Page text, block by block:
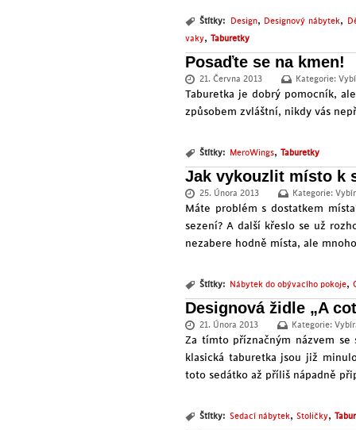
Štítky: Design, Designový nábytek,
vaky, Taburetky
Posaďte se na kmen!
21. Června 2013 Kategorie:
Taburetka je dobrý pomocník,
způsobem zvláštní, nikdy vás
Štítky: MeroWings, Taburetky
Jak vykouzlit místo k
25. Února 2013 Kategorie:
Máte problém s dostatkem
sezení? A další křeslo se už
nezabere hodně místa, ale
Štítky: Nábytek do obývacího pokoje,
Designová židle „A
21. Února 2013 Kategorie:
Za tímto příznačným názvem
klasická taburetka jsou již
toto sedátko až příliš nápadně
Štítky: Sedací nábytek, Stoličky,